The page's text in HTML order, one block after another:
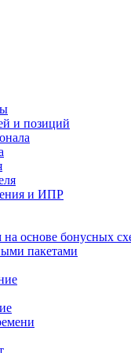
и позиций
и ИПР
основе бонусных
пакетами